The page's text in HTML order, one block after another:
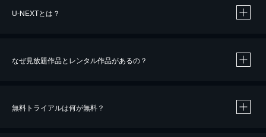
U-NEXTとは？
なぜ見放題作品とレンタル作品があるの？
無料トライアルは何が無料？